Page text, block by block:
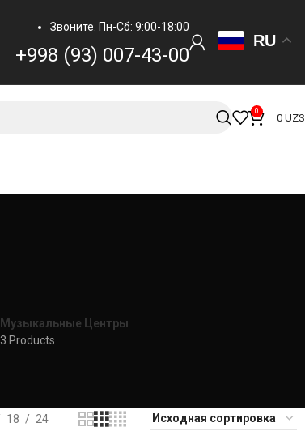
Звоните. Пн-Сб: 9:00-18:00
+998 (93) 007-43-00
RU
0
0 UZS
Музыкальные Центры
3 Products
18 24